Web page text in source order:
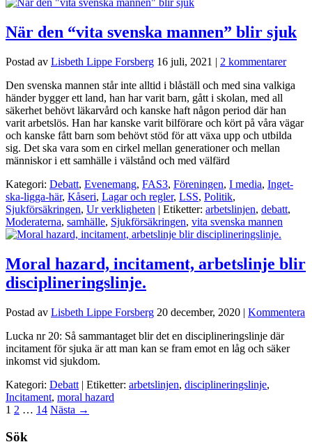
När den “vita svenska mannen” blir sjuk
Postad av Lisbeth Lippe Forsberg 16 juli, 2021 | 2 kommentarer
Den svenska mannen står inte alltid i blåställ och med sina valkiga
händer bygger ett land, han har varit barn, gått i skolan, med all
säkerhet behövt läkarvård och kanske haft någon period där han
varit arbetslös. Han har kanske varit bilförare och kört på våra vägar
och kanske fått barn som behövt stöd för att växa upp och utbilda
sig. Det ska vara som en cirkel mellan generationer och mellan
människor i ett samhälle i välstånd och med välfärd
Kategori: Debatt, Evenemang, FAS3, Föreningen, I media, Inget-
ska-ligga-här, Kåseri, Lagar och regler, LSS, Politik,
Sjukförsäkringen, Ur verkligheten | Etiketter: arbetslinjen, debatt,
Moderaterna, samhälle, Sjukförsäkringen, vita svenska mannen
Moral hazard, incitament, arbetslinje blir
disciplineringslinje.
Postad av Lisbeth Lippe Forsberg 20 december, 2020 | Kommentera
Lucka nr 20: Så sammantaget blir det en disciplineringslinje där
incitament för sjuka är att man kan se fram emot en låg och säker
inkomst vid sjukdom.
Kategori: Debatt | Etiketter: arbetslinjen, disciplineringslinje,
Incitament, moral hazard
1 2 … 14 Nästa →
Sök